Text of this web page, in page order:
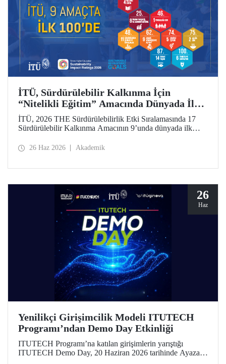
İTÜ, Sürdürülebilir Kalkınma İçin
“Nitelikli Eğitim” Amacında Dünyada İlk
5’te
İTÜ, 2026 THE Sürdürülebilirlik Etki Sıralamasında 17
Sürdürülebilir Kalkınma Amacının 9’unda dünyada ilk
26 Haz 2026 Akademik
26
Haz
Yenilikçi Girişimcilik Modeli ITUTECH
Programı’ndan Demo Day Etkinliği
ITUTECH Programı’na katılan girişimlerin yarıştığı
ITUTECH Demo Day, 20 Haziran 2026 tarihinde Ayazağa